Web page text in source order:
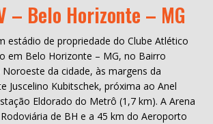
– Belo Horizonte – MG
estádio de propriedade do Clube Atlético
em Belo Horizonte – MG, no Bairro
da cidade, às margens da
Juscelino Kubitschek, próxima ao Anel
Eldorado do Metrô (1,7 km). A Arena
de BH e a 45 km do Aeroporto